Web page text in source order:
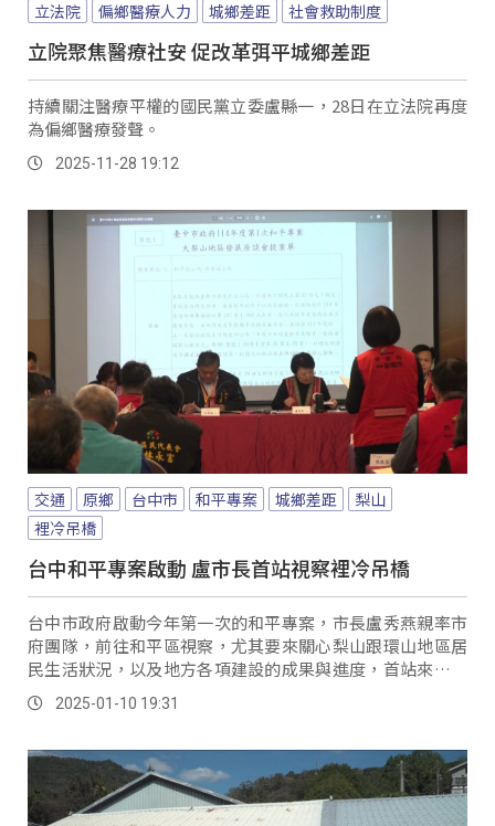
立法院 偏鄉醫療人力 城鄉差距 社會救助制度
立院聚焦醫療社安 促改革弭平城鄉差距
持續關注醫療平權的國民黨立委盧縣一，28日在立法院再度
為偏鄉醫療發聲。
2025-11-28 19:12
交通 原鄉 台中市 和平專案 城鄉差距
梨山
裡冷吊橋
台中和平專案啟動 盧市長首站視察裡冷吊橋
台中市政府啟動今年第一次的和平專案，市長盧秀燕親率市
府團隊，前往和平區視察，尤其要來關心梨山跟環山地區居
民生活狀況，以及地方各項建設的成果與進度，首站來到剛
修建完成不久的裡冷吊橋聽取簡報。
2025-01-10 19:31